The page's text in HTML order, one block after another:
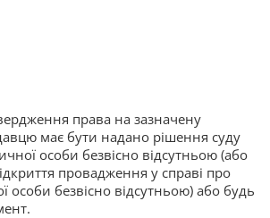
права на зазначену
має бути надано рішення суду
особи безвісно відсутньою (або
провадження у справі про
особи безвісно відсутньою) або будь